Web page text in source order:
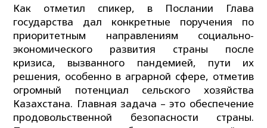
Как отметил спикер, в Послании Глава
государства дал конкретные поручения по
приоритетным направлениям социально-
экономического развития страны после
кризиса, вызванного пандемией, пути их
решения, особенно в аграрной сфере, отметив
огромный потенциал сельского хозяйства
Казахстана. Главная задача – это обеспечение
продовольственной безопасности страны.